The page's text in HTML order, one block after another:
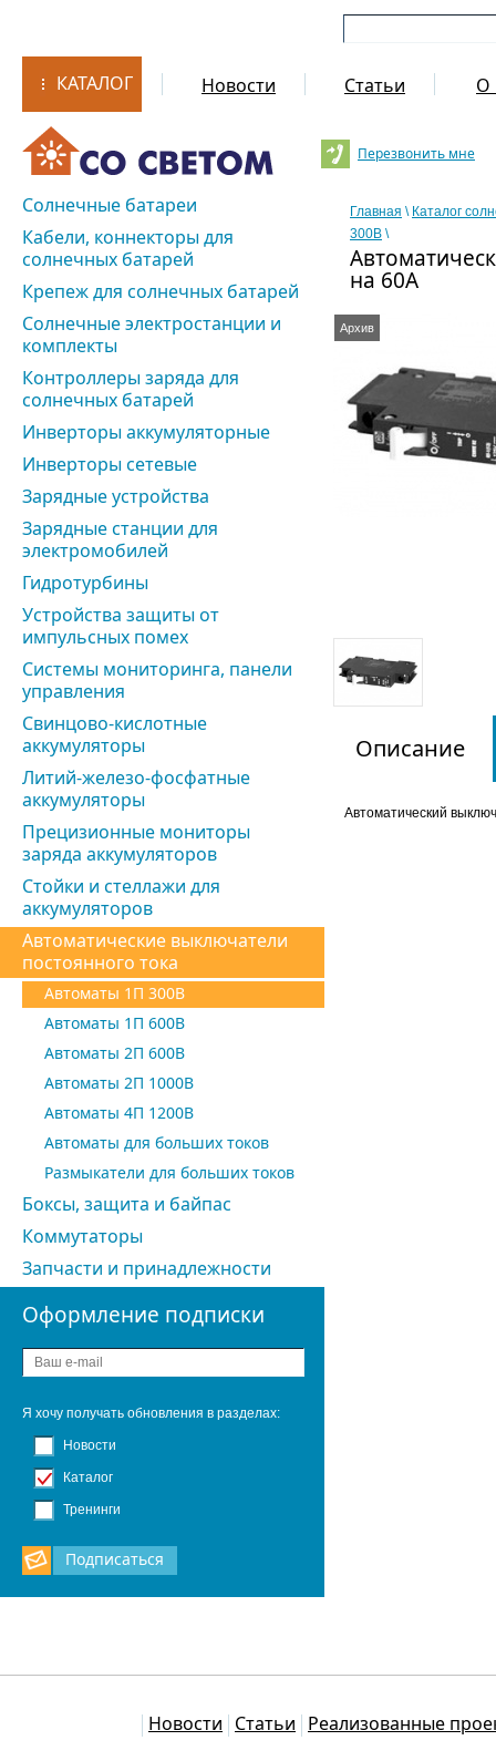
КАТАЛОГ Новости Статьи О
Перезвонить мне
Солнечные батареи
Кабели, коннекторы для
солнечных батарей
Крепеж для солнечных батарей
Солнечные электростанции и
комплекты
Контроллеры заряда для
солнечных батарей
Инверторы аккумуляторные
Инверторы сетевые
Зарядные устройства
Зарядные станции для
электромобилей
Гидротурбины
Устройства защиты от
импульсных помех
Системы мониторинга, панели
управления
Свинцово-кислотные
аккумуляторы
Литий-железо-фосфатные
аккумуляторы
Прецизионные мониторы
заряда аккумуляторов
Стойки и стеллажи для
аккумуляторов
Автоматические выключатели
постоянного тока
Автоматы 1П 300В
Автоматы 1П 600В
Автоматы 2П 600В
Автоматы 2П 1000В
Автоматы 4П 1200В
Автоматы для больших токов
Размыкатели для больших токов
Боксы, защита и байпас
Коммутаторы
Запчасти и принадлежности
Оформление подписки
Я хочу получать обновления в разделах:
Новости
Каталог
Тренинги
Подписаться
Главная \ Каталог
300В \
на 60A
Архив
Описание
Автоматический
Новости Статьи Реализованные